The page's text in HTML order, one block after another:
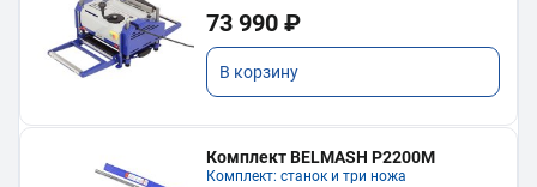
73 990 ₽
В корзину
Комплект BELMASH P2200M
Комплект: станок и три ножа